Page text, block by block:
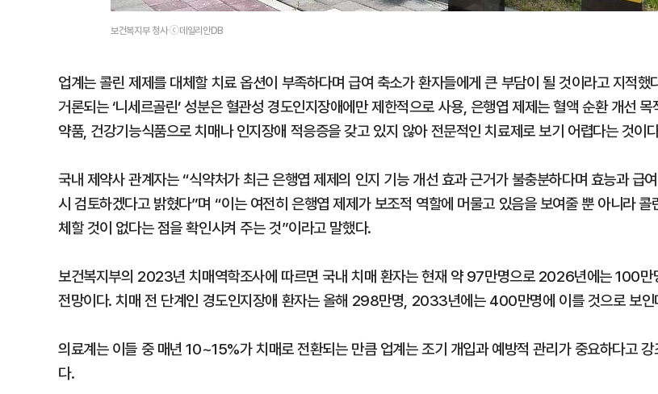
보건복지부 청사 ⓒ데일리안DB
업계는 콜린 제제를 대체할 치료 옵션이 부족하다며 급여 축소가 환자들에게 큰 부담이 될 것이라고 지적했
거론되는 ‘니세르골린’ 성분은 혈관성 경도인지장애에만 제한적으로 사용, 은행엽 제제는 혈액 순환 개선 목
약품, 건강기능식품으로 치매나 인지장애 적응증을 갖고 있지 않아 전문적인 치료제로 보기 어렵다는 것이
국내 제약사 관계자는 “식약처가 최근 은행엽 제제의 인지 기능 개선 효과 근거가 불충분하다며 효능과 급
시 검토하겠다고 밝혔다”며 “이는 여전히 은행엽 제제가 보조적 역할에 머물고 있음을 보여줄 뿐 아니라 콜
체할 것이 없다는 점을 확인시켜 주는 것”이라고 말했다.
보건복지부의 2023년 치매역학조사에 따르면 국내 치매 환자는 현재 약 97만명으로 2026년에는 100만
전망이다. 치매 전 단계인 경도인지장애 환자는 올해 298만명, 2033년에는 400만명에 이를 것으로 보인
의료계는 이들 중 매년 10~15%가 치매로 전환되는 만큼 업계는 조기 개입과 예방적 관리가 중요하다고 강
다.